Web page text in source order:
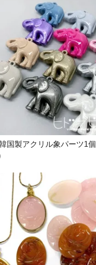
国製アクリル象パーツ1個